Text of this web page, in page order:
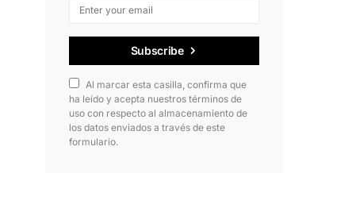
Subscribe
Al marcar esta casilla, confirma que
ha leído y acepta nuestros términos de
uso con respecto al almacenamiento de
los datos enviados a través de este
formulario.